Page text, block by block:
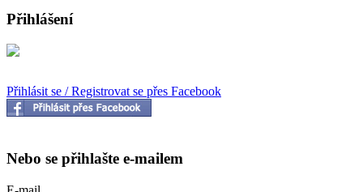
Přihlášení
Přihlásit se / Registrovat se přes Facebook
Nebo se přihlašte e-mailem